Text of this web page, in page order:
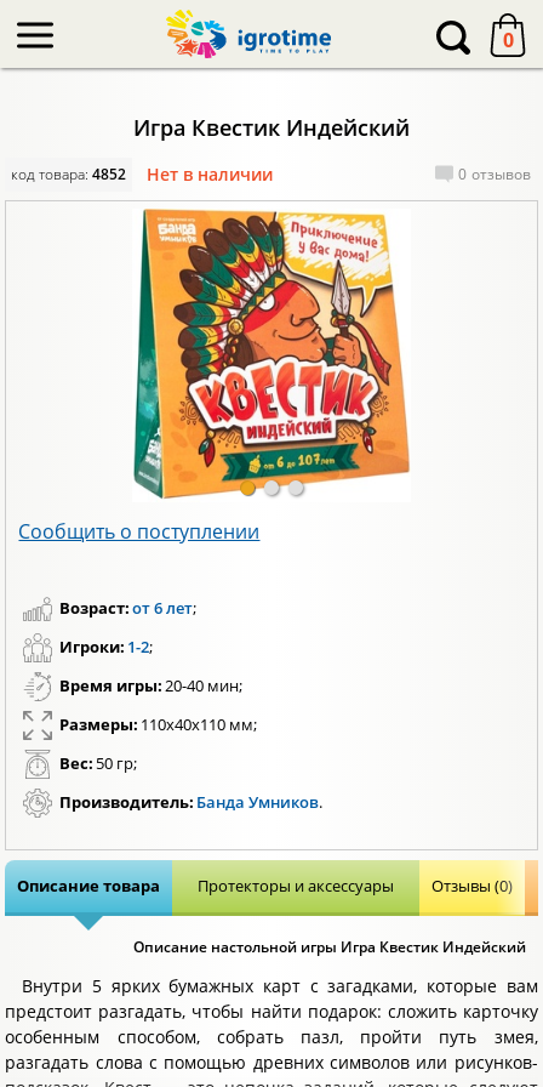
0
Игра Квестик Индейский
код товара:4852 Нет в наличии 0 отзывов
Сообщить о поступлении
Возраст:от 6 лет;
Игроки: 1-2;
Время игры:20-40 мин;
Размеры: 110х40х110 мм;
Вес: 50 гр;
Производитель: Банда Умников.
Описание товара Протекторы и аксессуары Отзывы (0)
Описание настольной игры Игра Квестик Индейский
Внутри 5 ярких бумажных карт с загадками, которые вам
предстоит разгадать, чтобы найти подарок: сложить карточку
особенным способом, собрать пазл, пройти путь змея,
разгадать слова с помощью древних символов или рисунков-